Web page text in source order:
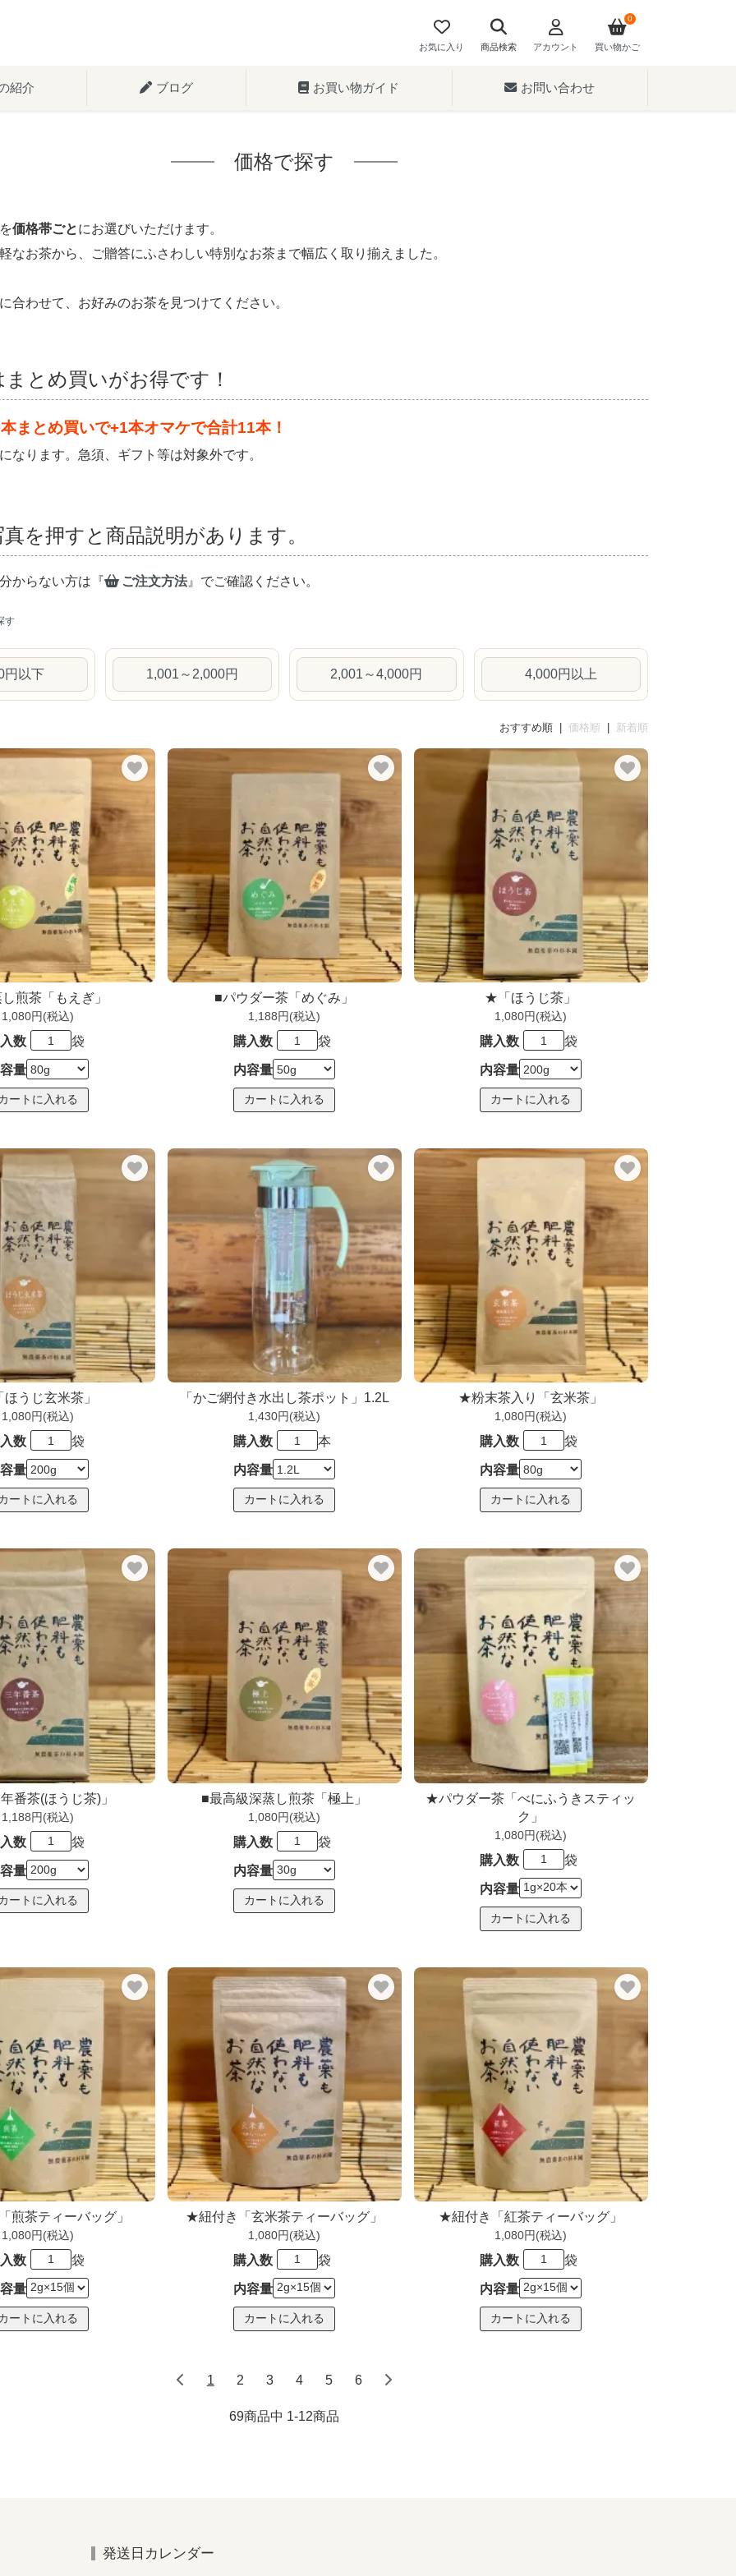
お気に入り 商品検索 アカウント 買い物かご
0
紹介 ブログ お買い物ガイド お問い合わせ
価格で探す
価格帯ごとにお選びいただけます。
なお茶から、ご贈答にふさわしい特別なお茶まで幅広く取り揃えました。
合わせて、お好みのお茶を見つけてください。
とめ買いがお得です！
まとめ買いで+1本オマケで合計11本！
なります。急須、ギフト等は対象外です。
を押すと商品説明があります。
からない方は『 ご注文方法 』でご確認ください。
す
円以下 1,001～2,000円 2,001～4,000円 4,000円以上
おすすめ順 | 価格順 新着順
煎茶「もえぎ」
1,080円(税込)
数 袋
量
■パウダー茶「めぐみ」
1,188円(税込)
購入数 袋
内容量
★「ほうじ茶」
1,080円(税込)
購入数 袋
内容量
うじ玄米茶」
1,080円(税込)
数 袋
量
「かご網付き水出し茶ポット」1.2L
1,430円(税込)
購入数 本
内容量
★粉末茶入り「玄米茶」
1,080円(税込)
購入数 袋
内容量
番茶(ほうじ茶)」
1,188円(税込)
数 袋
量
■最高級深蒸し煎茶「極上」
1,080円(税込)
購入数 袋
内容量
★パウダー茶「べにふうきスティッ
ク」
1,080円(税込)
購入数 袋
内容量
煎茶ティーバッグ」
1,080円(税込)
数 袋
量
★紐付き「玄米茶ティーバッグ」
1,080円(税込)
購入数 袋
内容量
★紐付き「紅茶ティーバッグ」
1,080円(税込)
購入数 袋
内容量
1 2 3 4 5 6
69商品中 1-12商品
発送日カレンダー